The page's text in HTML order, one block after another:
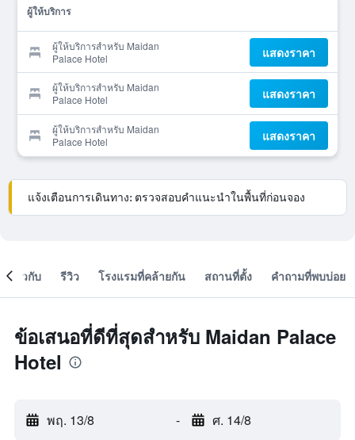
ผู้ให้บริการ
ผู้ให้บริการสำหรับ Maidan
Palace Hotel
แสดงราคา
ผู้ให้บริการสำหรับ Maidan
Palace Hotel
แสดงราคา
ผู้ให้บริการสำหรับ Maidan
Palace Hotel
แสดงราคา
แจ้งเตือนการเดินทาง: ตรวจสอบคำแนะนำในพื้นที่ก่อนจอง
เกี่ยวกับ รีวิว โรงแรมที่คล้ายกัน สถานที่ตั้ง คำถามที่พบบ่อย
ข้อเสนอที่ดีที่สุดสำหรับ Maidan Palace
Hotel
พฤ. 13/8 - ศ. 14/8